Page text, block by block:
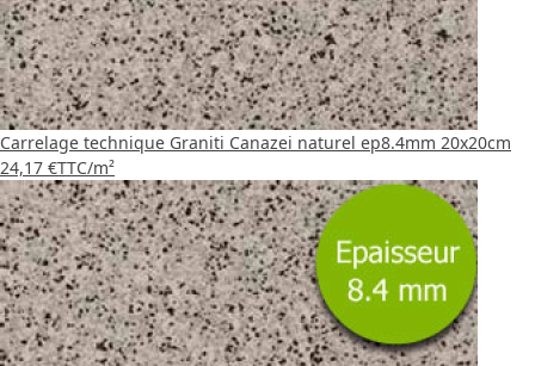
Carrelage technique Graniti Canazei naturel ep8.4mm 20x20cm
24,17 €TTC/m²